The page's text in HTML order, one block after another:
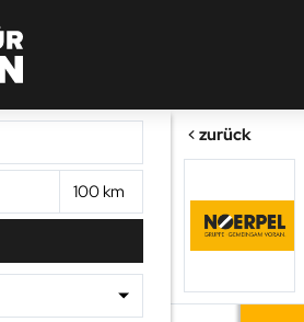
Entfernung
zurück